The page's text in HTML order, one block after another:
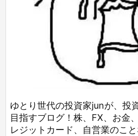
ゆとり世代の投資家junが、投
目指すブログ！株、FX、お金
レジットカード、自営業のこ